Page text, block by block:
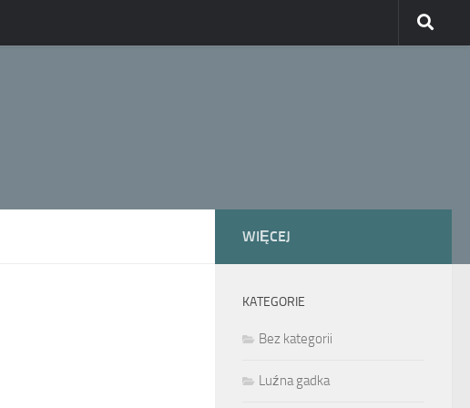
WIĘCEJ
KATEGORIE
Bez kategorii
Luźna gadka